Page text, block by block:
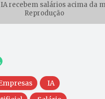
recebem salários acima da
Reprodução
IA